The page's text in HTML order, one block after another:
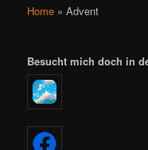
Home » Advent
Besucht mich doch in